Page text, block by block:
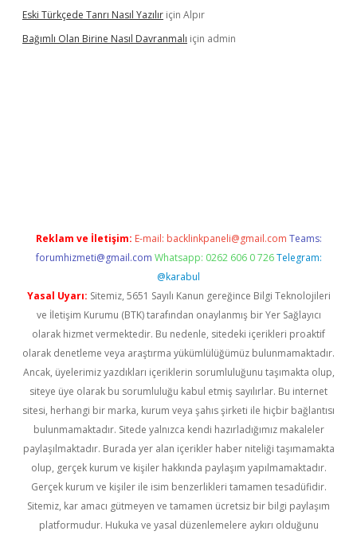
Eski Türkçede Tanrı Nasıl Yazılır için Alpır
Bağımlı Olan Birine Nasıl Davranmalı için admin
Reklam ve İletişim: E-mail: backlinkpaneli@gmail.com Teams:
forumhizmeti@gmail.com Whatsapp: 0262 606 0 726 Telegram:
@karabul
Yasal Uyarı: Sitemiz, 5651 Sayılı Kanun gereğince Bilgi Teknolojileri
ve İletişim Kurumu (BTK) tarafından onaylanmış bir Yer Sağlayıcı
olarak hizmet vermektedir. Bu nedenle, sitedeki içerikleri proaktif
olarak denetleme veya araştırma yükümlülüğümüz bulunmamaktadır.
Ancak, üyelerimiz yazdıkları içeriklerin sorumluluğunu taşımakta olup,
siteye üye olarak bu sorumluluğu kabul etmiş sayılırlar. Bu internet
sitesi, herhangi bir marka, kurum veya şahıs şirketi ile hiçbir bağlantısı
bulunmamaktadır. Sitede yalnızca kendi hazırladığımız makaleler
paylaşılmaktadır. Burada yer alan içerikler haber niteliği taşımamakta
olup, gerçek kurum ve kişiler hakkında paylaşım yapılmamaktadır.
Gerçek kurum ve kişiler ile isim benzerlikleri tamamen tesadüfidir.
Sitemiz, kar amacı gütmeyen ve tamamen ücretsiz bir bilgi paylaşım
platformudur. Hukuka ve yasal düzenlemelere aykırı olduğunu